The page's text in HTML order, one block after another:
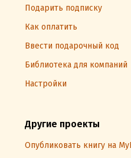
Подарить подписку
Как оплатить
Ввести подарочный код
Библиотека для компаний
Настройки
Другие проекты
Опубликовать книгу на